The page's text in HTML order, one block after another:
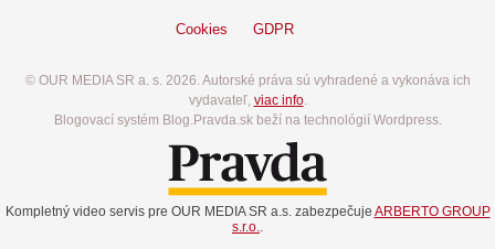
Cookies GDPR
© OUR MEDIA SR a. s. 2026. Autorské práva sú vyhradené a vykonáva ich
vydavateľ, viac info.
Blogovací systém Blog.Pravda.sk beží na technológií Wordpress.
Kompletný video servis pre OUR MEDIA SR a.s. zabezpečuje ARBERTO GROUP
s.r.o.